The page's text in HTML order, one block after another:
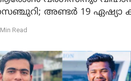
അണ്ടര്‍ 19 ഏഷ്യാ കപ്പിൽ
ഫൈനലിൽ
Read